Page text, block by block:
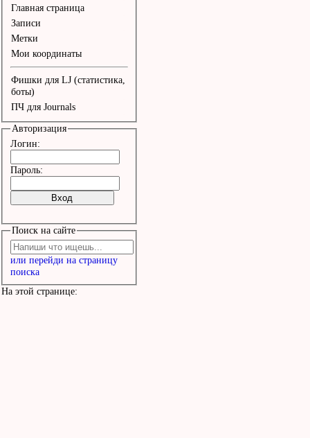
Главная страница
Записи
Метки
Мои координаты
Фишки для LJ (статистика,
боты)
ПЧ для Journals
Авторизация
Логин:
Пароль:
Поиск на сайте
или перейди на страницу
поиска
На этой странице: